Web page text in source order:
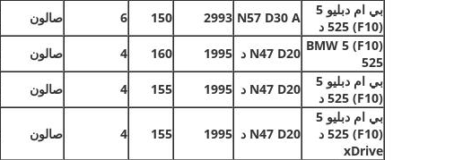
بي ام دبليو 5
(F10) 525 د
N57 D30 A
2993
150
6 صالون
BMW 5 (F10)
525
N47 D20 د 1995
160
4 صالون
بي ام دبليو 5
(F10) 525 د
N47 D20 د 1995
155
4 صالون
بي ام دبليو 5
(F10) 525 د
xDrive
N47 D20 د 1995
155
4 صالون